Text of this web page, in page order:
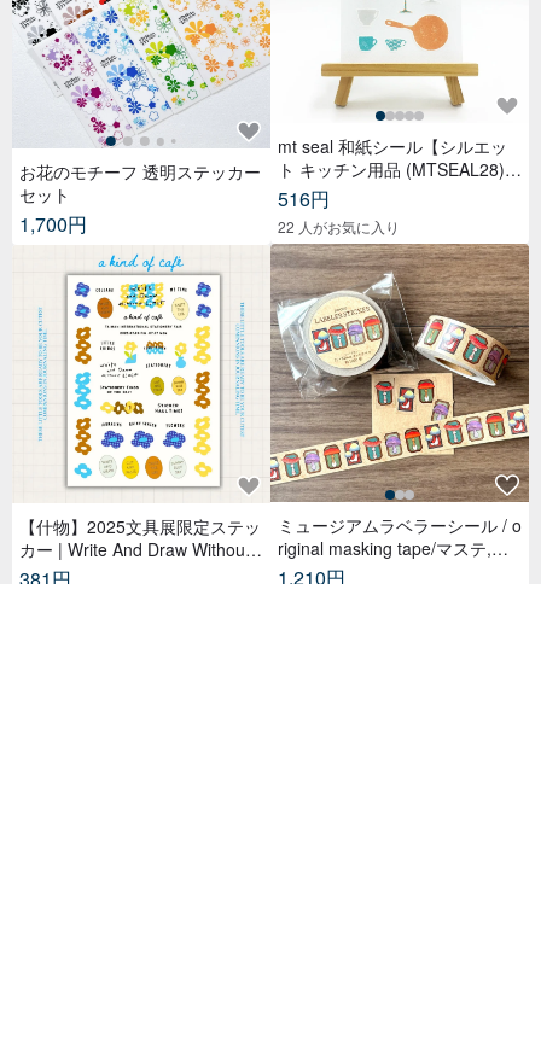
お花のモチーフ 透明ステッカー
セット
1,700円
【什物】2025文具展限定ステッ
カー | Write And Draw Without
Limited
381円
mt seal 和紙シール【シルエッ
ト キッチン用品 (MTSEAL28)】
2017AW
516円
22 人がお気に入り
ミュージアムラベラーシール / o
riginal masking tape/マステ,美
纹纸胶带,文具,ステーショナリ
1,210円